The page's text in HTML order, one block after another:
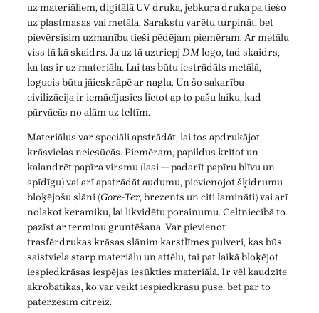
uz materiāliem, digitālā UV druka, jebkura druka pa tiešo
uz plastmasas vai metāla. Sarakstu varētu turpināt, bet
pievērsīsim uzmanību tieši pēdējam piemēram. Ar metālu
viss tā kā skaidrs. Ja uz tā uztriepj DMlogo, tad skaidrs,
ka tas ir uz materiāla. Lai tas būtu iestrādāts metālā,
logucis būtu jāieskrāpē ar naglu. Un šo sakarību
civilizācija ir iemācījusies lietot ap to pašu laiku, kad
pārvācās no alām uz teltīm.
Materiālus var speciāli apstrādāt, lai tos apdrukājot,
krāsvielas neiesūcās. Piemēram, papildus krītot un
kalandrēt papīra virsmu (lasi — padarīt papīru blīvu un
spīdīgu) vai arī apstrādāt audumu, pievienojot šķidrumu
bloķējošu slāni (Gore-Tex, brezents un citi lamināti) vai arī
nolakot keramiku, lai likvidētu porainumu. Celtniecībā to
pazīst ar terminu gruntēšana. Var pievienot
trasfērdrukas krāsas slānim karstlīmes pulveri, kas būs
saistviela starp materiālu un attēlu, tai pat laikā bloķējot
iespiedkrāsas iespējas iesūkties materiālā. Ir vēl kaudzīte
akrobātikas, ko var veikt iespiedkrāsu pusē, bet par to
patērzēsim citreiz.